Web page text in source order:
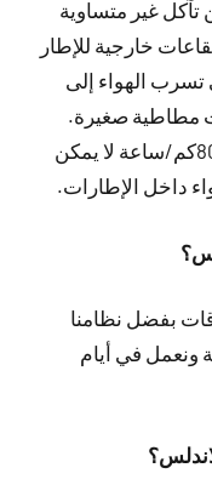
تآكل غير متساوية
خارجية للإطار
تسرب الهواء إلى
مطاطية صغيرة.
وجود اهتزاز بعجلة القيادة ما بين 60-80كم/ساعة لا يمكن
داخل الإطارات.
بفضل نظامنا
تعمل على مدار 24 ساعة ونعمل في أيام